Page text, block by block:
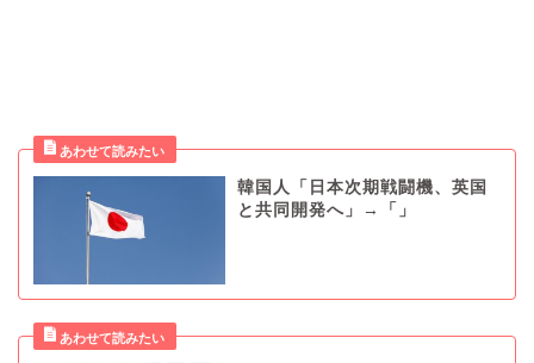
韓国人「日本次期戦闘機、英国
と共同開発へ」→「」